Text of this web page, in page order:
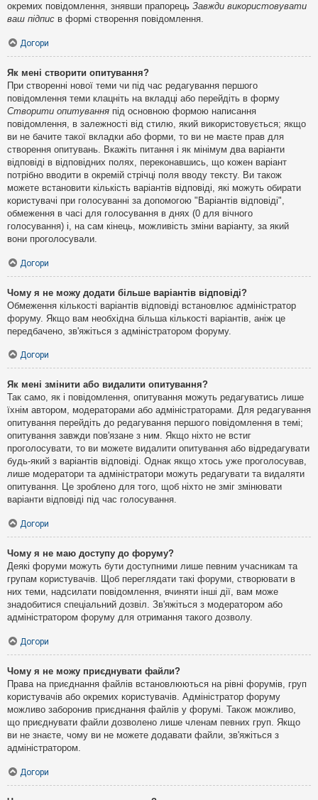
окремих повідомлення, знявши прапорець Завжди використовувати
ваш підпис в формі створення повідомлення.
Догори
Як мені створити опитування?
При створенні нової теми чи під час редагування першого
повідомлення теми клацніть на вкладці або перейдіть в форму
Створити опитування під основною формою написання
повідомлення, в залежності від стилю, який використовується; якщо
ви не бачите такої вкладки або форми, то ви не маєте прав для
створення опитувань. Вкажіть питання і як мінімум два варіанти
відповіді в відповідних полях, переконавшись, що кожен варіант
потрібно вводити в окремій стрічці поля вводу тексту. Ви також
можете встановити кількість варіантів відповіді, які можуть обирати
користувачі при голосуванні за допомогою "Варіантів відповіді",
обмеження в часі для голосування в днях (0 для вічного
голосування) і, на сам кінець, можливість зміни варіанту, за який
вони проголосували.
Догори
Чому я не можу додати більше варіантів відповіді?
Обмеження кількості варіантів відповіді встановлює адміністратор
форуму. Якщо вам необхідна більша кількості варіантів, аніж це
передбачено, зв'яжіться з адміністратором форуму.
Догори
Як мені змінити або видалити опитування?
Так само, як і повідомлення, опитування можуть редагуватись лише
їхнім автором, модераторами або адміністраторами. Для редагування
опитування перейдіть до редагування першого повідомлення в темі;
опитування завжди пов'язане з ним. Якщо ніхто не встиг
проголосувати, то ви можете видалити опитування або відредагувати
будь-який з варіантів відповіді. Однак якщо хтось уже проголосував,
лише модератори та адміністратори можуть редагувати та видаляти
опитування. Це зроблено для того, щоб ніхто не зміг змінювати
варіанти відповіді під час голосування.
Догори
Чому я не маю доступу до форуму?
Деякі форуми можуть бути доступними лише певним учасникам та
групам користувачів. Щоб переглядати такі форуми, створювати в
них теми, надсилати повідомлення, вчиняти інші дії, вам може
знадобитися спеціальний дозвіл. Зв'яжіться з модератором або
адміністратором форуму для отримання такого дозволу.
Догори
Чому я не можу приєднувати файли?
Права на приєднання файлів встановлюються на рівні форумів, груп
користувачів або окремих користувачів. Адміністратор форуму
можливо заборонив приєднання файлів у форумі. Також можливо,
що приєднувати файли дозволено лише членам певних груп. Якщо
ви не знаєте, чому ви не можете додавати файли, зв'яжіться з
адміністратором.
Догори